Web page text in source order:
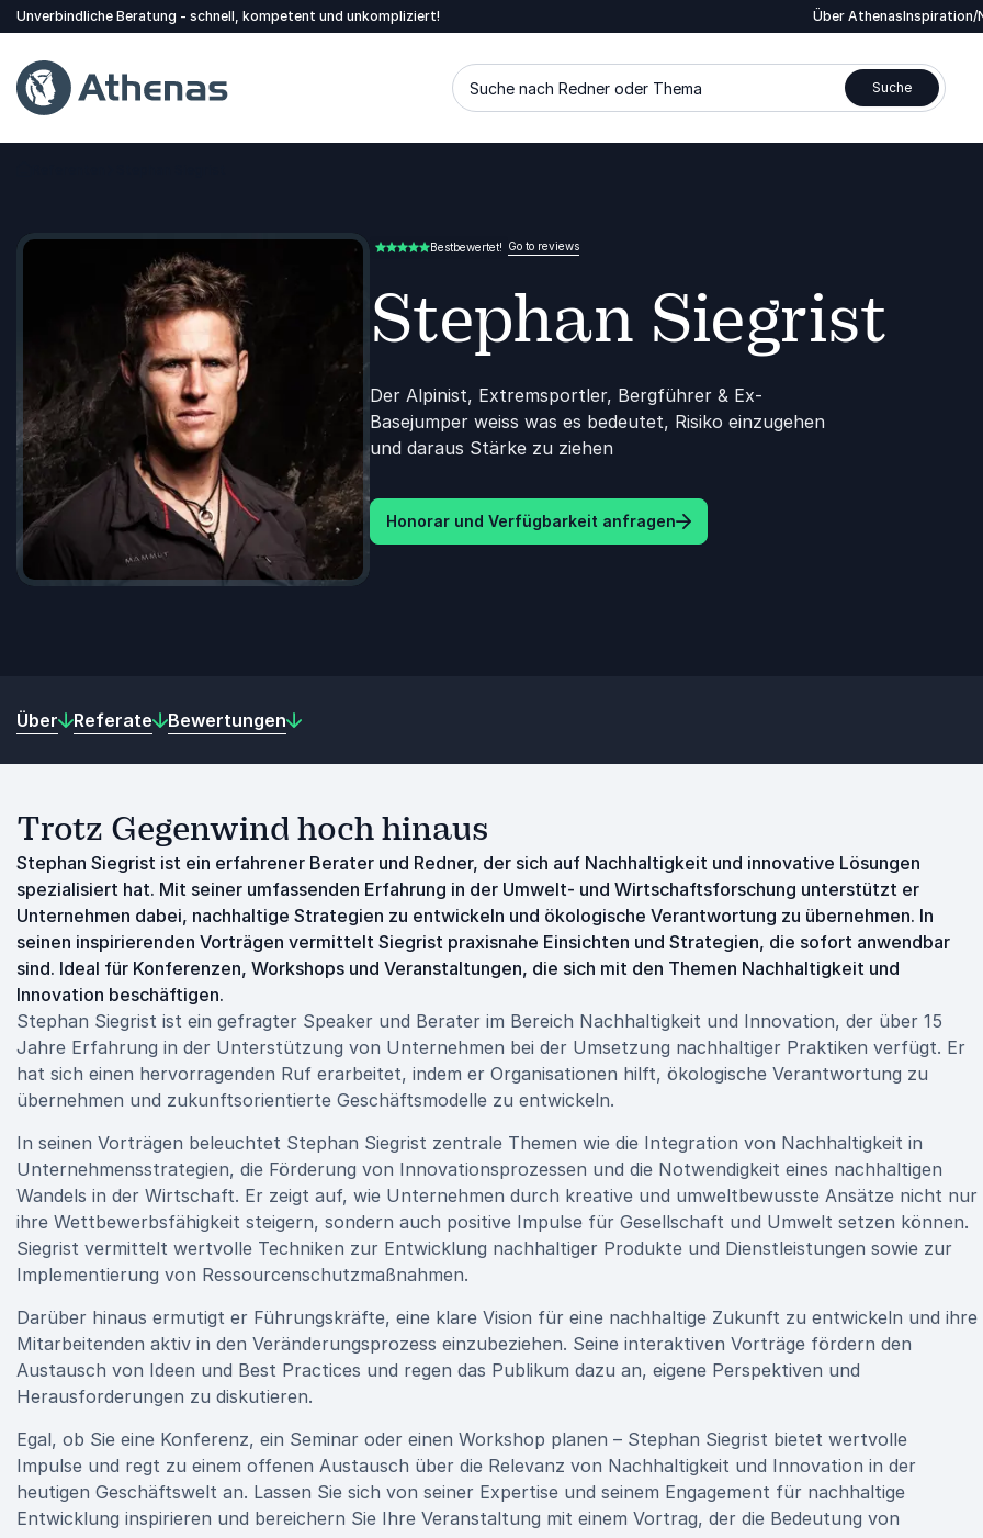
Unverbindliche Beratung - schnell, kompetent und unkompliziert! Über AthenasInspiration/
Suche nach Redner oder Thema Suche
5.00 von 5Bestbewertet! Go to reviews
Stephan Siegrist
Der Alpinist, Extremsportler, Bergführer & Ex-
Basejumper weiss was es bedeutet, Risiko einzugehen
und daraus Stärke zu ziehen
Honorar und Verfügbarkeit anfragen
Über Referate Bewertungen
Trotz Gegenwind hoch hinaus
Stephan Siegrist ist ein erfahrener Berater und Redner, der sich auf Nachhaltigkeit und innovative Lösungen
spezialisiert hat. Mit seiner umfassenden Erfahrung in der Umwelt- und Wirtschaftsforschung unterstützt er
Unternehmen dabei, nachhaltige Strategien zu entwickeln und ökologische Verantwortung zu übernehmen. In
seinen inspirierenden Vorträgen vermittelt Siegrist praxisnahe Einsichten und Strategien, die sofort anwendbar
sind. Ideal für Konferenzen, Workshops und Veranstaltungen, die sich mit den Themen Nachhaltigkeit und
Innovation beschäftigen.
Stephan Siegrist ist ein gefragter Speaker und Berater im Bereich Nachhaltigkeit und Innovation, der über 15
Jahre Erfahrung in der Unterstützung von Unternehmen bei der Umsetzung nachhaltiger Praktiken verfügt. Er
hat sich einen hervorragenden Ruf erarbeitet, indem er Organisationen hilft, ökologische Verantwortung zu
übernehmen und zukunftsorientierte Geschäftsmodelle zu entwickeln.
In seinen Vorträgen beleuchtet Stephan Siegrist zentrale Themen wie die Integration von Nachhaltigkeit in
Unternehmensstrategien, die Förderung von Innovationsprozessen und die Notwendigkeit eines nachhaltigen
Wandels in der Wirtschaft. Er zeigt auf, wie Unternehmen durch kreative und umweltbewusste Ansätze nicht nur
ihre Wettbewerbsfähigkeit steigern, sondern auch positive Impulse für Gesellschaft und Umwelt setzen können.
Siegrist vermittelt wertvolle Techniken zur Entwicklung nachhaltiger Produkte und Dienstleistungen sowie zur
Implementierung von Ressourcenschutzmaßnahmen.
Darüber hinaus ermutigt er Führungskräfte, eine klare Vision für eine nachhaltige Zukunft zu entwickeln und ihre
Mitarbeitenden aktiv in den Veränderungsprozess einzubeziehen. Seine interaktiven Vorträge fördern den
Austausch von Ideen und Best Practices und regen das Publikum dazu an, eigene Perspektiven und
Herausforderungen zu diskutieren.
Egal, ob Sie eine Konferenz, ein Seminar oder einen Workshop planen – Stephan Siegrist bietet wertvolle
Impulse und regt zu einem offenen Austausch über die Relevanz von Nachhaltigkeit und Innovation in der
heutigen Geschäftswelt an. Lassen Sie sich von seiner Expertise und seinem Engagement für nachhaltige
Entwicklung inspirieren und bereichern Sie Ihre Veranstaltung mit einem Vortrag, der die Bedeutung von